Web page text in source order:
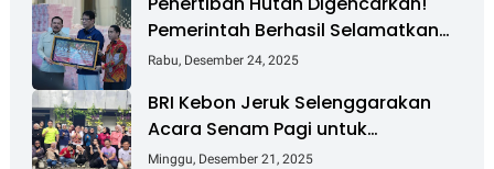
Pemerintah Berhasil Selamatkan
Rp 6 T dan Kuasai Kembali 4 Juta
Rabu, Desember 24, 2025
BRI Kebon Jeruk Selenggarakan
Acara Senam Pagi untuk
Tingkatkan Kesehatan dan
Minggu, Desember 21, 2025